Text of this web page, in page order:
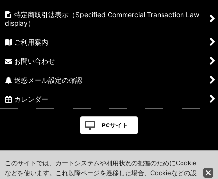
特定商取引法表示（Specified Commercial Transaction Law
display）
ご利用案内
お問い合わせ
迷惑メール設定の確認
カレンダー
PCサイト
このサイトでは、カートシステムや利用状況の把握のためにCookie
などを使います。これ以降ページを遷移した場合、Cookieなどの設